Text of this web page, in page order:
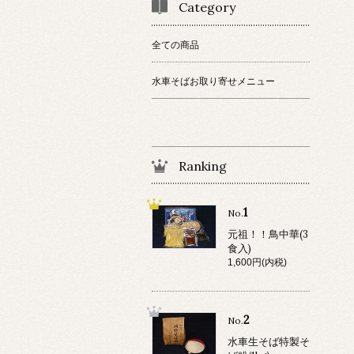
Category
全ての商品
水車そばお取り寄せメニュー
Ranking
No.1
元祖！！鳥中華(3
食入)
1,600円(内税)
No.2
水車生そば特製そ